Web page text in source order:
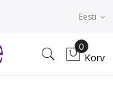
Eesti
Korv
0